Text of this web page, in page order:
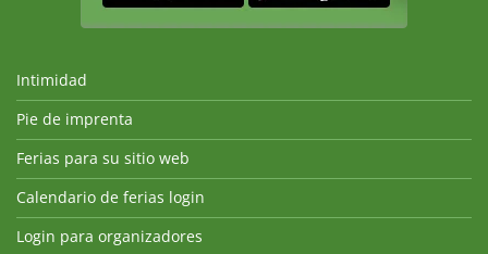
Intimidad
Pie de imprenta
Ferias para su sitio web
Calendario de ferias login
Login para organizadores